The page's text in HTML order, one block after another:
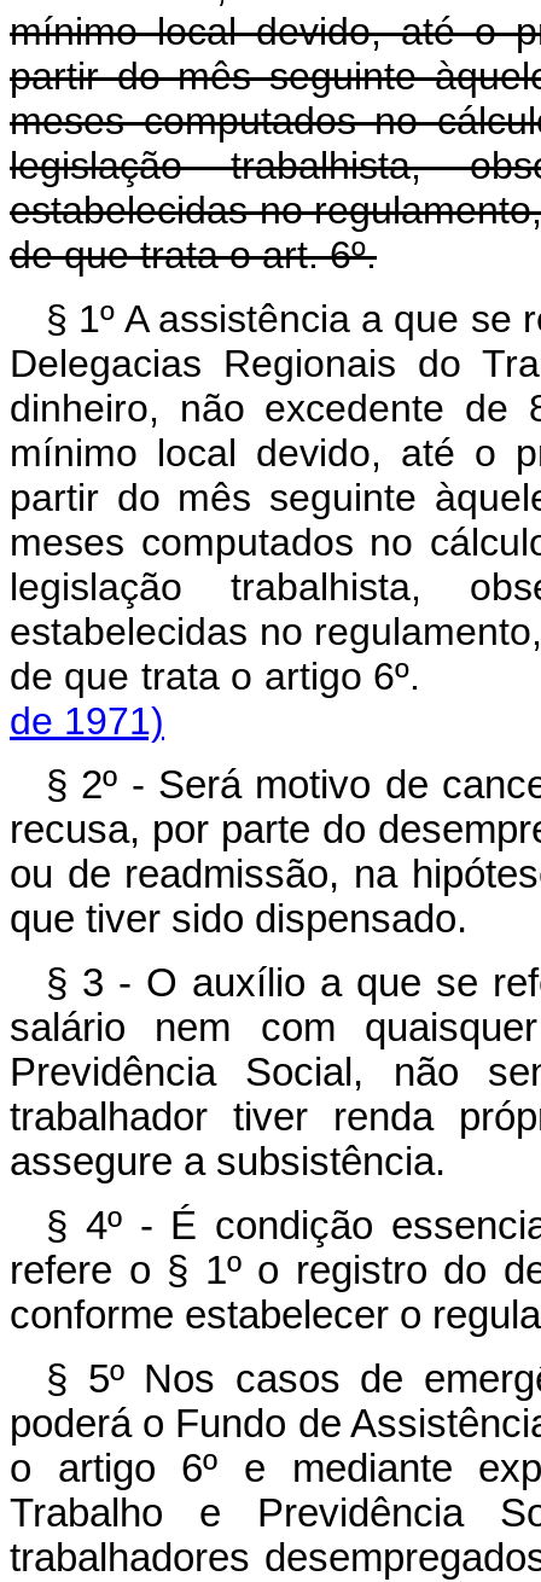
mínimo local devido, até o
partir do mês seguinte
meses computados no
legislação trabalhista,
estabelecidas no
de que trata o art. 6º.
§ 1º A assistência a que se
Delegacias Regionais do
dinheiro, não excedente de
mínimo local devido, até o
partir do mês seguinte
meses computados no
legislação trabalhista,
estabelecidas no
de que trata o artigo
de 1971)
§ 2º - Será motivo de
recusa, por parte do
ou de readmissão, na
que tiver sido dispensado.
§ 3 - O auxílio a que se
salário nem com
Previdência Social, não
trabalhador tiver renda
assegure a subsistência.
§ 4º - É condição
refere o § 1º o registro do
conforme estabelecer o
§ 5º Nos casos de
poderá o Fundo de
o artigo 6º e mediante
Trabalho e Previdência
trabalhadores